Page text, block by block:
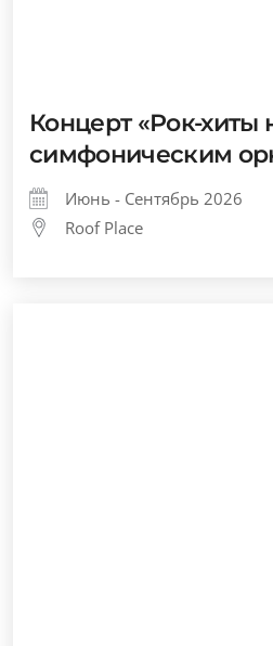
Концерт «Рок-
симфоническим
Июнь - Сентябрь 2026
Roof Place